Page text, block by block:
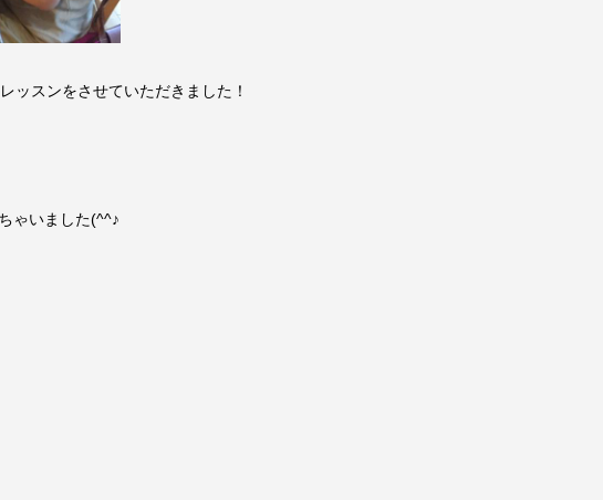
ッスンをさせていただきました！
ゃいました(^^♪